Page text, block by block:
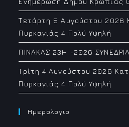
Τετάρτη 5 Αυγούστου 2026
Πυρκαγιάς 4 Πολύ Υψηλή
ΠΙΝΑΚΑΣ 23H -2026
Τρίτη 4 Αυγούστου 2026
Πυρκαγιάς 4 Πολύ Υψηλή
Ημερολογιο